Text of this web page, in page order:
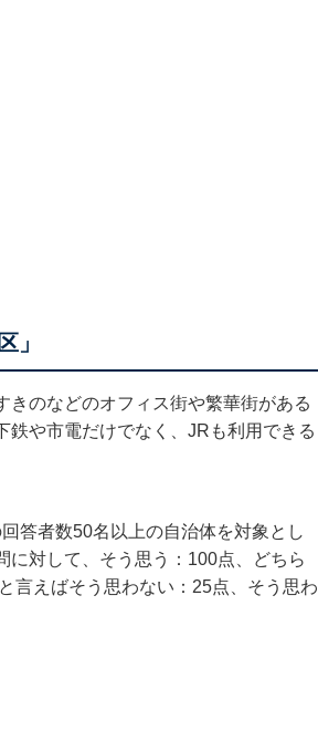
」
のなどのオフィス街や繁華街がある
鉄や市電だけでなく、JRも利用できる
答者数50名以上の自治体を対象とし
に対して、そう思う：100点、どちら
言えばそう思わない：25点、そう思わ